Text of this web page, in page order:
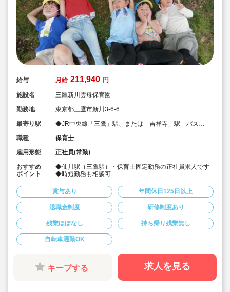
給与 月給 211,940 円
施設名
三鷹新川雲母保育園
勤務地
東京都三鷹市新川3-6-6
最寄り駅
◆JR中央線「三鷹」駅、または「吉祥寺」駅 バス
職種
保育士
雇用形態
正社員(常勤)
おすすめ
ポイント
◆仙川駅（三鷹駅）・保育士固定勤務の正社員求人です
◆時短勤務も相談可
連休）も取得可能です♪
◆雲母保育園は60名以下のコンパクトなサイズの園にな
ります
◆家庭や趣味などと両立可能な働き方
◆行事のための保育ではなく子どもたちのための保育に
取り組めます
◆日々の保育を大切に楽しくお仕事出来ます（行事準
備・書き物類軽減されています）
◆ピアノが弾けなくてOKです。（得意分野を活かして頂
◆保育以外の業務量が不安な方も安心です。（ICTシステ
ム導入で業務効率化が図れています）
◆保育経験がない、ブランクがある方も安心です。（先
輩社員が徹底サポートします）
賞与あり 年間休日125日以上
退職金制度 研修制度あり
残業ほぼなし 持ち帰り残業無し
自転車通勤OK
キープする 求人を見る